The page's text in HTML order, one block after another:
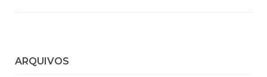
ARQUIVOS